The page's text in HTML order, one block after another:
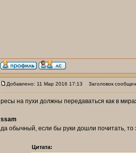
Добавлено: 11 Мар 2016 17:13 Заголовок
ресы на пухи должны передаваться как в
ssam
да обычный, если бы руки дошли почитать,
Цитата: